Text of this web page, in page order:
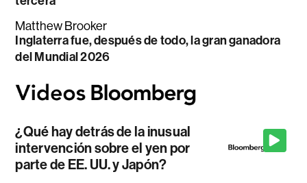
Matthew Brooker
Inglaterra fue, después de todo, la gran ganadora
del Mundial 2026
¿Qué hay detrás de la inusual
intervención sobre el yen por
parte de EE. UU. y Japón?